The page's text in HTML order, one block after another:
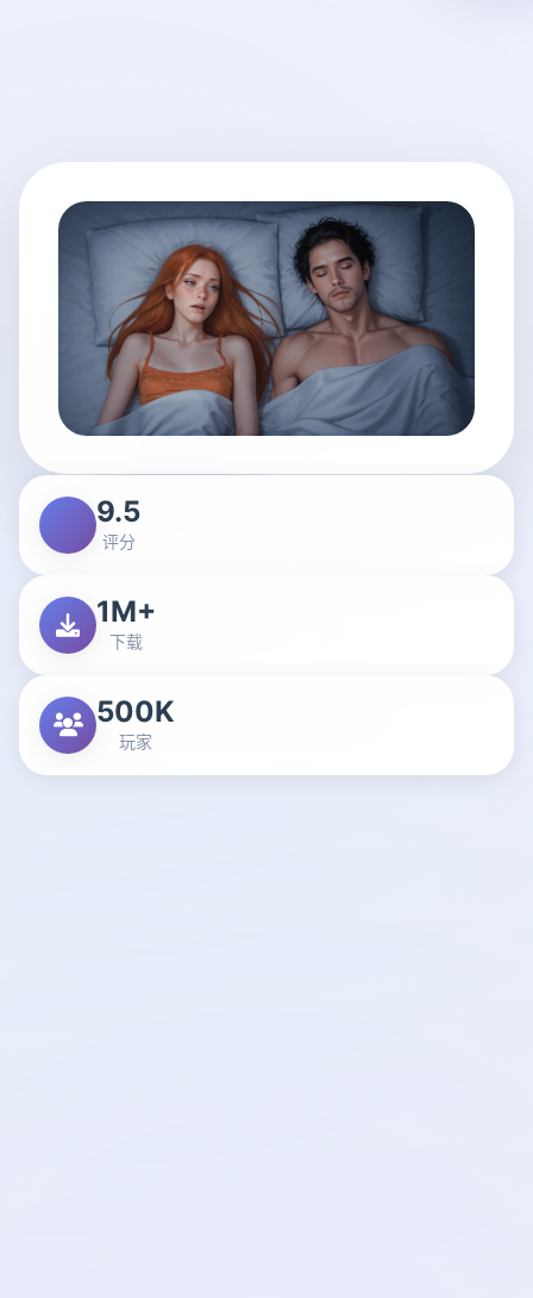
9.5
评分
1M+
下载
500K
玩家